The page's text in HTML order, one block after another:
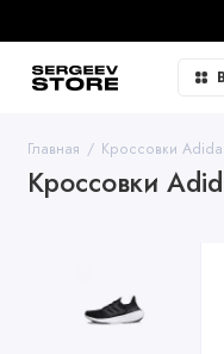
Главная Кроссовки
Кроссовки